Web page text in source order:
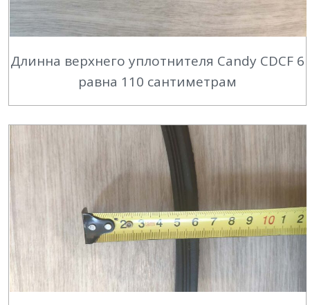
Длинна верхнего уплотнителя Candy CDCF 6
равна 110 сантиметрам